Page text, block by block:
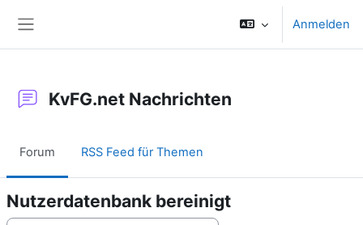
Anmelden
KvFG.net Nachrichten
Forum RSS Feed für Themen
Nutzerdatenbank bereinigt